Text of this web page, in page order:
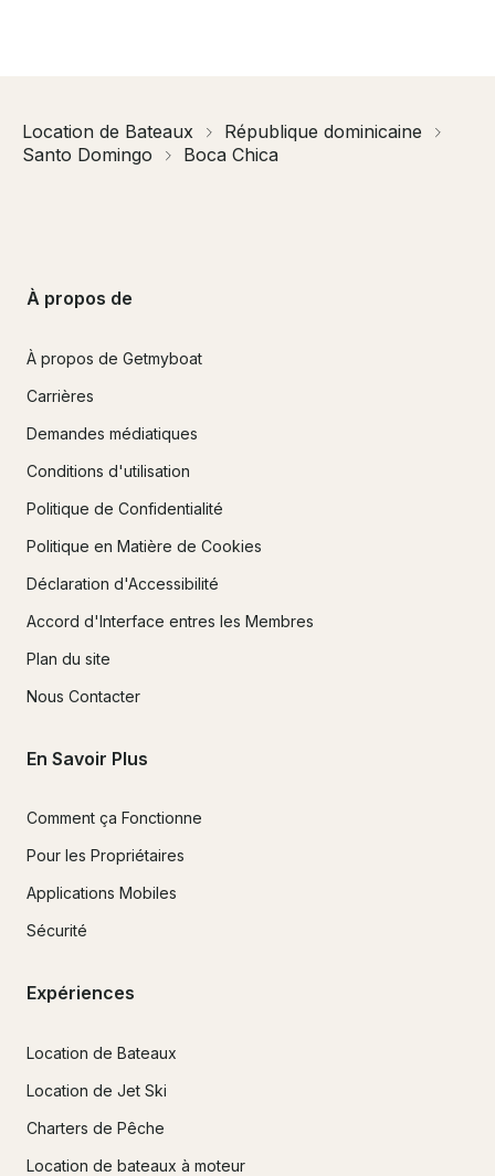
Location de Bateaux
République dominicaine
Santo Domingo
Boca Chica
À propos de
À propos de Getmyboat
Carrières
Demandes médiatiques
Conditions d'utilisation
Politique de Confidentialité
Politique en Matière de Cookies
Déclaration d'Accessibilité
Accord d'Interface entres les Membres
Plan du site
Nous Contacter
En Savoir Plus
Comment ça Fonctionne
Pour les Propriétaires
Applications Mobiles
Sécurité
Expériences
Location de Bateaux
Location de Jet Ski
Charters de Pêche
Location de bateaux à moteur